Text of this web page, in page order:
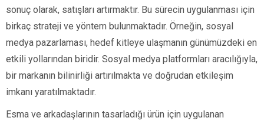
sonuç olarak, satışları artırmaktır. Bu sürecin uygulanması için
birkaç strateji ve yöntem bulunmaktadır. Örneğin, sosyal
medya pazarlaması, hedef kitleye ulaşmanın günümüzdeki en
etkili yollarından biridir. Sosyal medya platformları aracılığıyla,
bir markanın bilinirliği artırılmakta ve doğrudan etkileşim
imkanı yaratılmaktadır.
Esma ve arkadaşlarının tasarladığı ürün için uygulanan